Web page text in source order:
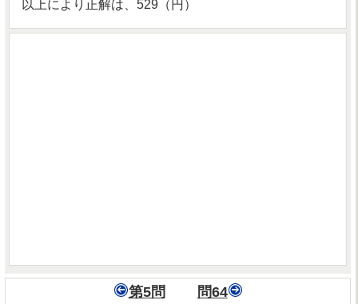
以上により正解は、529（円）
第5問 問64